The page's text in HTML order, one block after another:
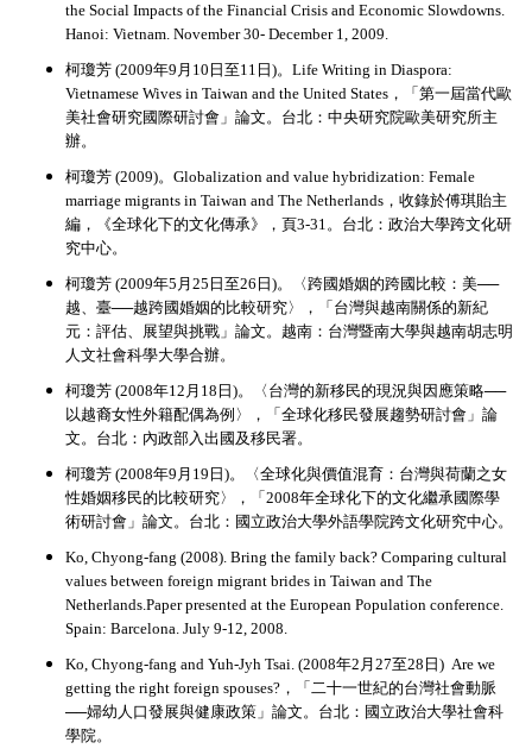
the Social Impacts of the Financial Crisis and Economic Slowdowns.
Hanoi: Vietnam. November 30- December 1, 2009.
柯瓊芳 (2009年9月10日至11日)。Life Writing in Diaspora:
Vietnamese Wives in Taiwan and the United States，「第一屆當代歐
美社會研究國際研討會」論文。台北：中央研究院歐美研究所主
辦。
柯瓊芳 (2009)。Globalization and value hybridization: Female
marriage migrants in Taiwan and The Netherlands，收錄於傅琪貽主
編，《全球化下的文化傳承》，頁3-31。台北：政治大學跨文化研
究中心。
柯瓊芳 (2009年5月25日至26日)。〈跨國婚姻的跨國比較：美──
越、臺──越跨國婚姻的比較研究〉，「台灣與越南關係的新紀
元：評估、展望與挑戰」論文。越南：台灣暨南大學與越南胡志明
人文社會科學大學合辦。
柯瓊芳 (2008年12月18日)。〈台灣的新移民的現況與因應策略──
以越裔女性外籍配偶為例〉，「全球化移民發展趨勢研討會」論
文。台北：內政部入出國及移民署。
柯瓊芳 (2008年9月19日)。〈全球化與價值混育：台灣與荷蘭之女
性婚姻移民的比較研究〉，「2008年全球化下的文化繼承國際學
術研討會」論文。台北：國立政治大學外語學院跨文化研究中心。
Ko, Chyong-fang (2008). Bring the family back? Comparing cultural
values between foreign migrant brides in Taiwan and The
Netherlands.Paper presented at the European Population conference.
Spain: Barcelona. July 9-12, 2008.
Ko, Chyong-fang and Yuh-Jyh Tsai. (2008年2月27至28日) Are we
getting the right foreign spouses?，「二十一世紀的台灣社會動脈
──婦幼人口發展與健康政策」論文。台北：國立政治大學社會科
學院。